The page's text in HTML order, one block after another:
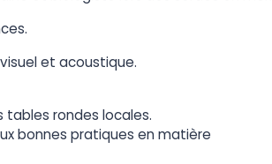
et acoustique.
rondes locales.
bonnes pratiques en matière